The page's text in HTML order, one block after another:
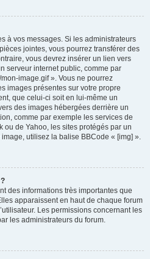
à vos messages. Si les administrateurs
jointes, vous pourrez transférer des
vous devrez insérer un lien vers
serveur internet public, comme par
image.gif ». Vous ne pourrez
images présentes sur votre propre
que celui-ci soit en lui-même un
des images hébergées derrière un
comme par exemple les services de
de Yahoo, les sites protégés par un
utilisez la balise BBCode « [img] ».
des informations très importantes que
apparaissent en haut de chaque forum
Les permissions concernant les
les administrateurs du forum.